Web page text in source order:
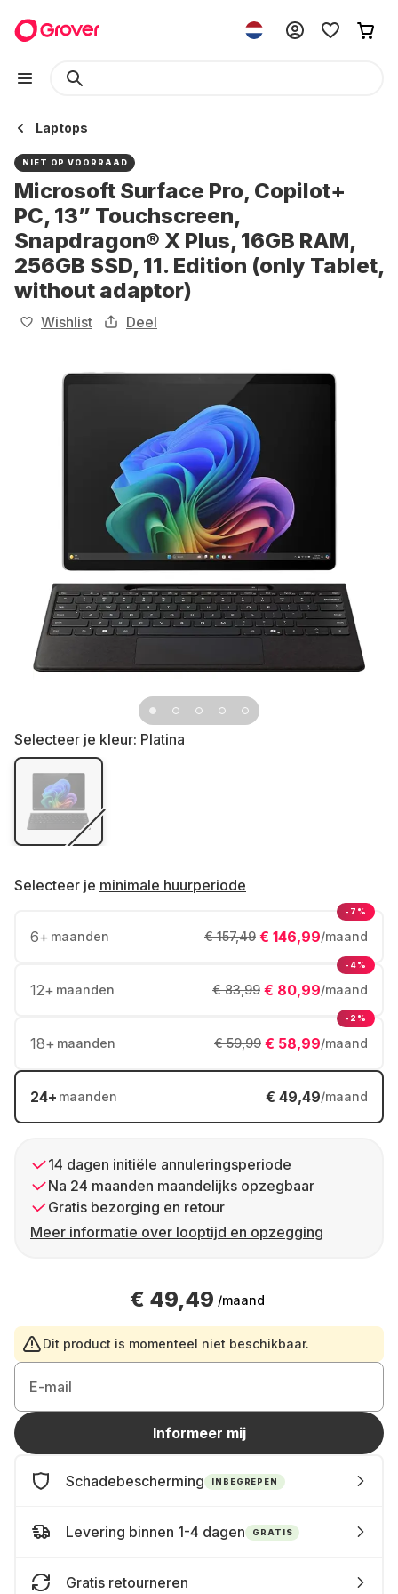
Laptops
NIET OP VOORRAAD
Microsoft Surface Pro, Copilot+
PC, 13” Touchscreen,
Snapdragon® X Plus, 16GB RAM,
256GB SSD, 11. Edition (only Tablet,
without adaptor)
Wishlist Deel
Selecteer je kleur: Platina
Selecteer je minimale huurperiode
6+ maanden € 146,99/maand
€ 157,49
-7%
12+ maanden € 80,99/maand
€ 83,99
-4%
18+ maanden € 58,99/maand
€ 59,99
-2%
24+ maanden € 49,49/maand
14 dagen initiële annuleringsperiode
Na 24 maanden maandelijks opzegbaar
Gratis bezorging en retour
Meer informatie over looptijd en opzegging
€ 49,49 /maand
Dit product is momenteel niet beschikbaar.
E-mail
Informeer mij
Schadebescherming INBEGREPEN
Levering binnen 1-4 dagen GRATIS
Gratis retourneren